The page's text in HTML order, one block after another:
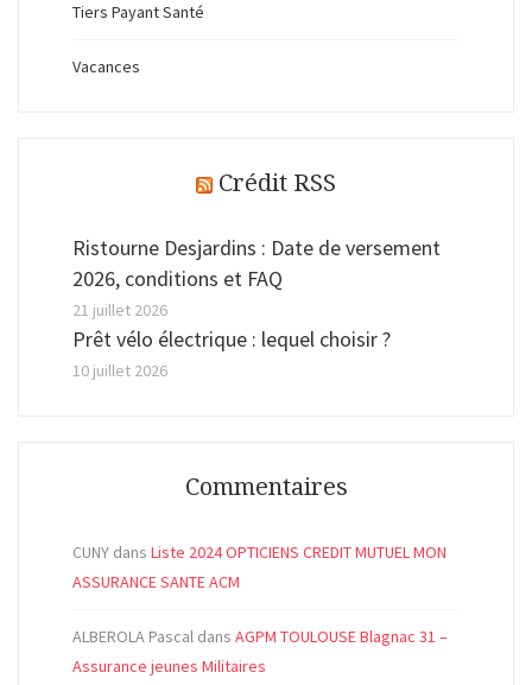
Tiers Payant Santé
Vacances
Crédit RSS
Ristourne Desjardins : Date de versement
2026, conditions et FAQ
21 juillet 2026
Prêt vélo électrique : lequel choisir ?
10 juillet 2026
Commentaires
CUNY dans Liste 2024 OPTICIENS CREDIT MUTUEL MON
ASSURANCE SANTE ACM
ALBEROLA Pascal dans AGPM TOULOUSE Blagnac 31 –
Assurance jeunes Militaires